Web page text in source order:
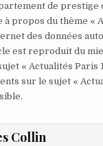
de prestige
propos du thème «
des données
est reproduit du
« Actualités Paris
sur le sujet «
Collin